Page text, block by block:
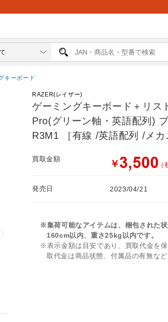
キーボード
RAZER(レイザー)
ゲーミングキーボード＋リス
Pro(グリーン軸・英語配列)
R3M1 ［有線 /英語配列 /メカ
買取金額 ￥ （
発売日 2023/04/21
※集荷可能なアイテムは、梱包された
160cm以内、重さ25kg以内です。
※表示金額は目安であり、買取代金を
取代金は商品状態、付属品の有無な